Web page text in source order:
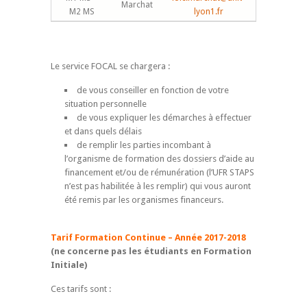
M2 MS
Marchat
lyon1.fr
Le service FOCAL se chargera :
de vous conseiller en fonction de votre
situation personnelle
de vous expliquer les démarches à effectuer
et dans quels délais
de remplir les parties incombant à
l’organisme de formation des dossiers d’aide au
financement et/ou de rémunération (l’UFR STAPS
n’est pas habilitée à les remplir) qui vous auront
été remis par les organismes financeurs.
Tarif Formation Continue – Année 2017-2018
(ne concerne pas les étudiants en Formation
Initiale)
Ces tarifs sont :